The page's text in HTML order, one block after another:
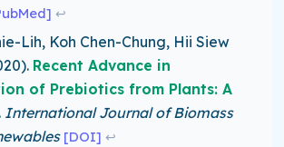
↩
Lih, Koh Chen-Chung, Hii Siew
. Recent Advance in
of Prebiotics from Plants: A
International Journal of Biomass
[DOI] ↩